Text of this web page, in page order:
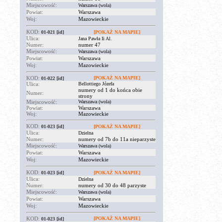
Miejscowość:
Warszawa (wola)
Powiat:
Warszawa
Woj:
Mazowieckie
KOD: 01-021 [id] [POKAŻ NA MAPIE]
Ulica: Jana Pawła Ii Al.
Numer:
numer 47
Miejscowość:
Warszawa (wola)
Powiat:
Warszawa
Woj:
Mazowieckie
KOD: 01-022 [id] [POKAŻ NA MAPIE]
Ulica: Bellottiego Józefa
Numer:
numery od 1 do końca obie
strony
Miejscowość:
Warszawa (wola)
Powiat:
Warszawa
Woj:
Mazowieckie
KOD: 01-023 [id] [POKAŻ NA MAPIE]
Ulica: Dzielna
Numer:
numery od 7b do 11a nieparzyste
Miejscowość:
Warszawa (wola)
Powiat:
Warszawa
Woj:
Mazowieckie
KOD: 01-023 [id] [POKAŻ NA MAPIE]
Ulica: Dzielna
Numer:
numery od 30 do 48 parzyste
Miejscowość:
Warszawa (wola)
Powiat:
Warszawa
Woj:
Mazowieckie
KOD: 01-023 [id] [POKAŻ NA MAPIE]